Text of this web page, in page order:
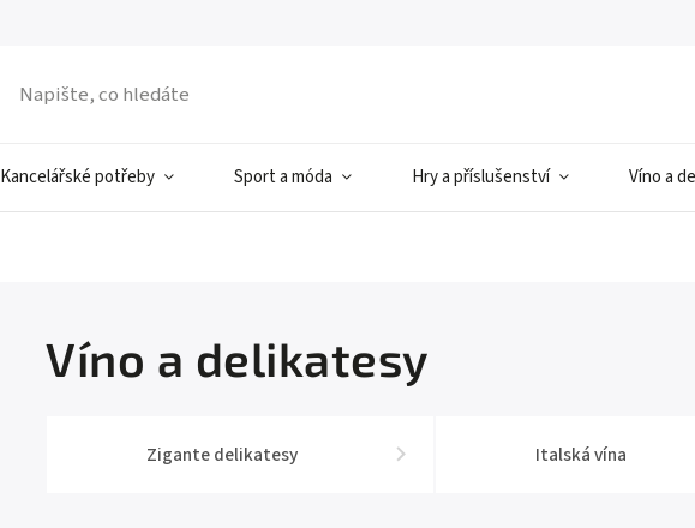
Kancelářské potřeby Sport a móda Hry a příslušenství Víno a
Víno a delikatesy
Zigante delikatesy Italská vína